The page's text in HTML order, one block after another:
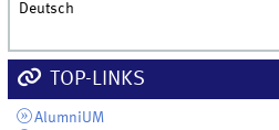
Deutsch
TOP-LINKS
AlumniUM